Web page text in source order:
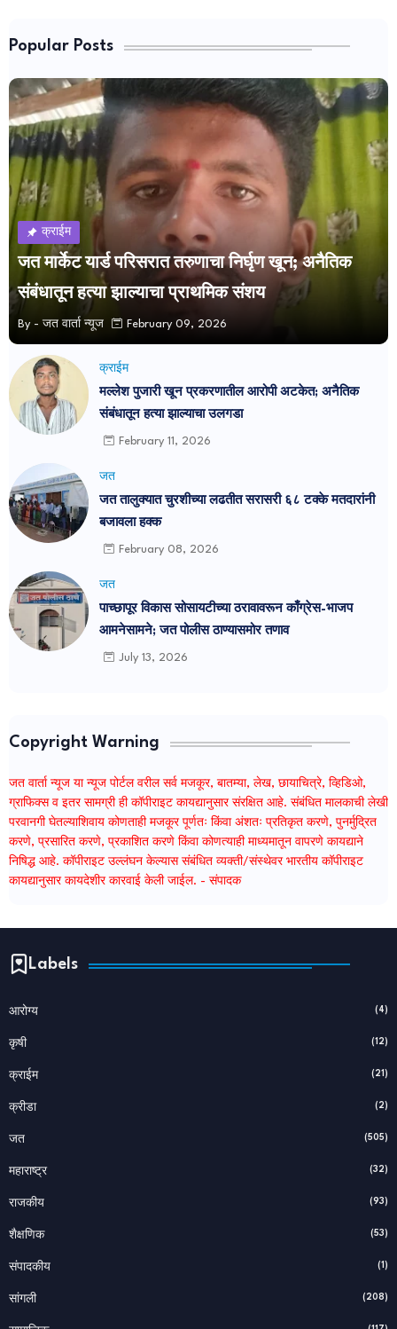
Popular Posts
क्राईम
जत मार्केट यार्ड परिसरात तरुणाचा निर्घृण खून; अनैतिक
संबंधातून हत्या झाल्याचा प्राथमिक संशय
By - जत वार्ता न्यूज February 09, 2026
क्राईम
मल्लेश पुजारी खून प्रकरणातील आरोपी अटकेत; अनैतिक
संबंधातून हत्या झाल्याचा उलगडा
February 11, 2026
जत
जत तालुक्यात चुरशीच्या लढतीत सरासरी ६८ टक्के मतदारांनी
बजावला हक्क
February 08, 2026
जत
पाच्छापूर विकास सोसायटीच्या ठरावावरून काँग्रेस-भाजप
आमनेसामने; जत पोलीस ठाण्यासमोर तणाव
July 13, 2026
Copyright Warning
जत वार्ता न्यूज या न्यूज पोर्टल वरील सर्व मजकूर, बातम्या, लेख, छायाचित्रे, व्हिडिओ,
ग्राफिक्स व इतर सामग्री ही कॉपीराइट कायद्यानुसार संरक्षित आहे. संबंधित मालकाची लेखी
परवानगी घेतल्याशिवाय कोणताही मजकूर पूर्णतः किंवा अंशतः प्रतिकृत करणे, पुनर्मुद्रित
करणे, प्रसारित करणे, प्रकाशित करणे किंवा कोणत्याही माध्यमातून वापरणे कायद्याने
निषिद्ध आहे. कॉपीराइट उल्लंघन केल्यास संबंधित व्यक्ती/संस्थेवर भारतीय कॉपीराइट
कायद्यानुसार कायदेशीर कारवाई केली जाईल. - संपादक
Labels
आरोग्य (4)
कृषी (12)
क्राईम (21)
क्रीडा (2)
जत (505)
महाराष्ट्र (32)
राजकीय (93)
शैक्षणिक (53)
संपादकीय (1)
सांगली (208)